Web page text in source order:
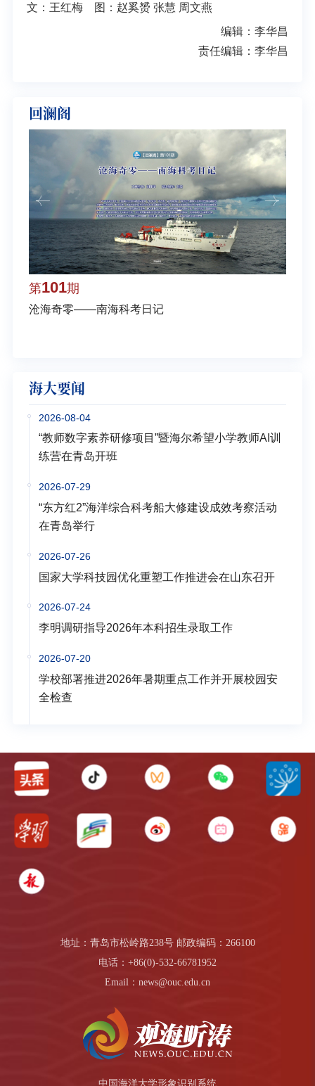
文：王红梅 图：赵奚赟 张慧 周文燕
编辑：李华昌
责任编辑：李华昌
回澜阁
第101期
沧海奇零——南海科考日记
海大要闻
2026-08-04
“教师数字素养研修项目”暨海尔希望小学教师AI训
练营在青岛开班
2026-07-29
“东方红2”海洋综合科考船大修建设成效考察活动
在青岛举行
2026-07-26
国家大学科技园优化重塑工作推进会在山东召开
2026-07-24
李明调研指导2026年本科招生录取工作
2026-07-20
学校部署推进2026年暑期重点工作并开展校园安
全检查
地址：青岛市松岭路238号 邮政编码：266100
电话：+86(0)-532-66781952
Email：news@ouc.edu.cn
中国海洋大学形象识别系统